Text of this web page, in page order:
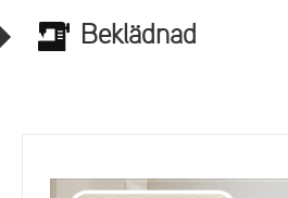
Beklädnad